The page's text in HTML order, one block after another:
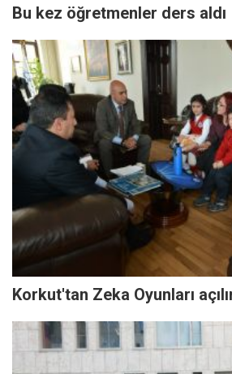
Bu kez öğretmenler ders aldı
Korkut'tan Zeka Oyunları